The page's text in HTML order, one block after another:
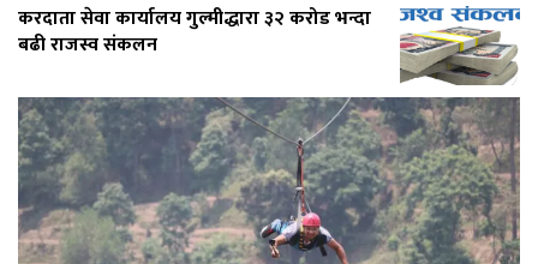
करदाता सेवा कार्यालय गुल्मीद्धारा ३२ करोड भन्दा
बढी राजस्व संकलन